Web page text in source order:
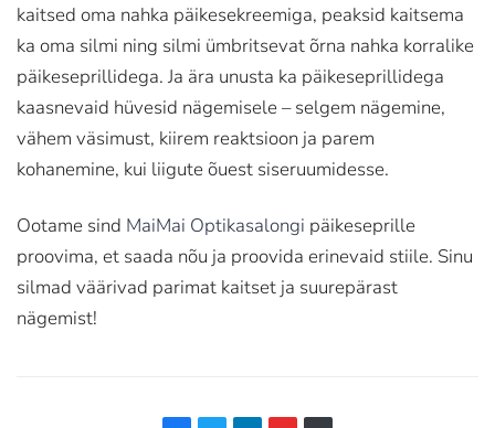
kaitsed oma nahka päikesekreemiga, peaksid kaitsema
ka oma silmi ning silmi ümbritsevat õrna nahka korralike
päikeseprillidega. Ja ära unusta ka päikeseprillidega
kaasnevaid hüvesid nägemisele – selgem nägemine,
vähem väsimust, kiirem reaktsioon ja parem
kohanemine, kui liigute õuest siseruumidesse.
Ootame sind MaiMai Optikasalongi päikeseprille
proovima, et saada nõu ja proovida erinevaid stiile. Sinu
silmad väärivad parimat kaitset ja suurepärast
nägemist!